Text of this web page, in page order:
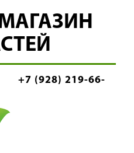
+7 (928) 219-66-